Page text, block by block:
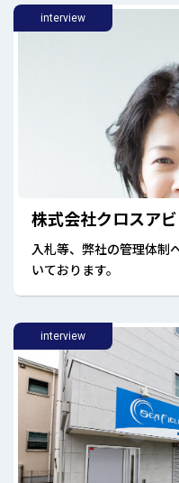
interview
株式会社クロスア
入札等、弊社の管理体制
いております。
interview